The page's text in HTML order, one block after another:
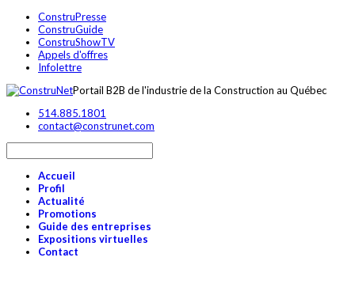
ConstruPresse
ConstruGuide
ConstruShowTV
Appels d'offres
Infolettre
Portail B2B de l'industrie de la Construction au Québec
514.885.1801
contact@construnet.com
Accueil
Profil
Actualité
Promotions
Guide des entreprises
Expositions virtuelles
Contact